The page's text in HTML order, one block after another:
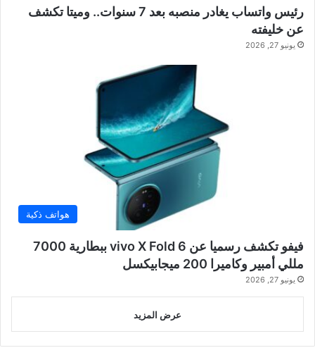
رئيس واتساب يغادر منصبه بعد 7 سنوات.. وميتا تكشف
عن خليفته
يونيو 27, 2026
هواتف ذكية
فيفو تكشف رسميا عن vivo X Fold 6 ببطارية 7000
مللي أمبير وكاميرا 200 ميجابيكسل
يونيو 27, 2026
عرض المزيد